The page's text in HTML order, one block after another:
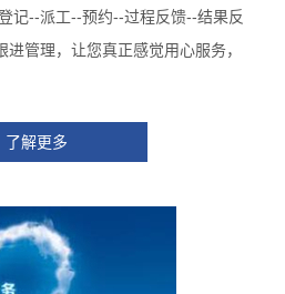
记--派工--预约--过程反馈--结果反
管理，让您真正感觉用心服务，
了解更多